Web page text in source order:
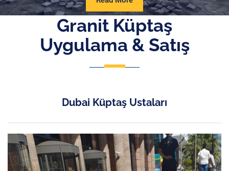
More
Granit Küptaş
Uygulama & Satış
Dubai Küptaş Ustaları